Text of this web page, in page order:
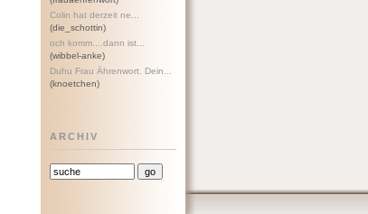
Colin hat derzeit ne...
(die_schottin)
och komm....dann ist...
(wibbel-anke)
Duhu Frau Ährenwort. Dein...
(knoetchen)
ARCHIV